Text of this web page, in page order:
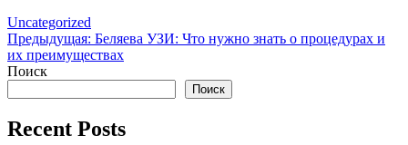
Uncategorized
Навигация
по
Предыдущая: Беляева УЗИ: Что нужно знать о процедурах и
их преимуществах
Поиск
Поиск
Recent Posts